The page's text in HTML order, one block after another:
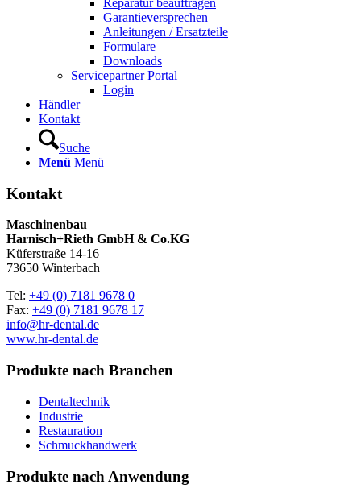
Reparatur beauftragen
Garantieversprechen
Anleitungen / Ersatzteile
Formulare
Downloads
Servicepartner Portal
Login
Händler
Kontakt
Suche
Menü Menü
Kontakt
Maschinenbau
Harnisch+Rieth GmbH & Co.KG
Küferstraße 14-16
73650 Winterbach
Tel: +49 (0) 7181 9678 0
Fax: +49 (0) 7181 9678 17
info@hr-dental.de
www.hr-dental.de
Produkte nach Branchen
Dentaltechnik
Industrie
Restauration
Schmuckhandwerk
Produkte nach Anwendung